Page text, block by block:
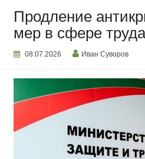
Продление
мер в сфере труда
08.07.2026 Иван Суворов